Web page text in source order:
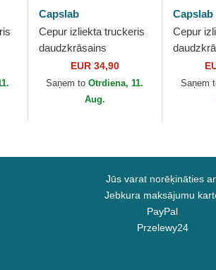
Capslab
Cepur izliekta truckeris
daudzkrāsains
snapback NS6 GAAB
Gaara Naruto no
EUR 34,90
Saņem toOtrdiena, 11.
Aug.
Capslab
Cepur
Joker
Saņem
Jūs varat norēķināties
Jebkura maksājumu
PayPal
Przelewy24